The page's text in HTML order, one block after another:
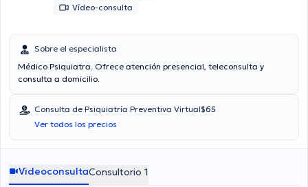
Vídeo-consulta
Sobre el especialista
Médico Psiquiatra. Ofrece atención presencial, teleconsulta y
consulta a domicilio.
Consulta de Psiquiatría Preventiva Virtual$65
Ver todos los precios
VideoconsultaConsultorio 1